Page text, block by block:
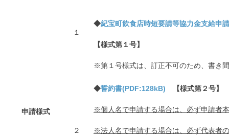
申請様式
１
◆紀宝町飲食店時短要請等協力金支給申
【様式第１号】
※第１号様式は、訂正不可のため、書き
２
◆誓約書(PDF:128kB) 【様式第２号】
※個人名で申請する場合は、必ず申請者
※法人名で申請する場合は、必ず代表者